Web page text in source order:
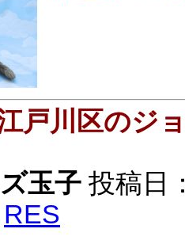
戸川区のジ
玉子 投稿日
RES